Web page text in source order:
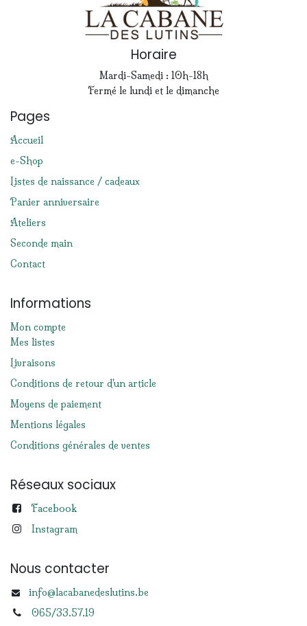
Horaire
Mardi-Samedi : 10h-18h
Fermé le lundi et le dimanche
Pages
Accueil
e-Shop
Listes de naissance / cadeaux
Panier anniversaire
Ateliers
Seconde main
Contact
Informations
Mon compte
Mes listes
Livraisons
Conditions de retour d'un article
Moyens de paiement
Mentions légales
Conditions générales de ventes
Réseaux sociaux
Facebook
Instagram
Nous contacter
info@lacabanedeslutins.be
065/33.57.19